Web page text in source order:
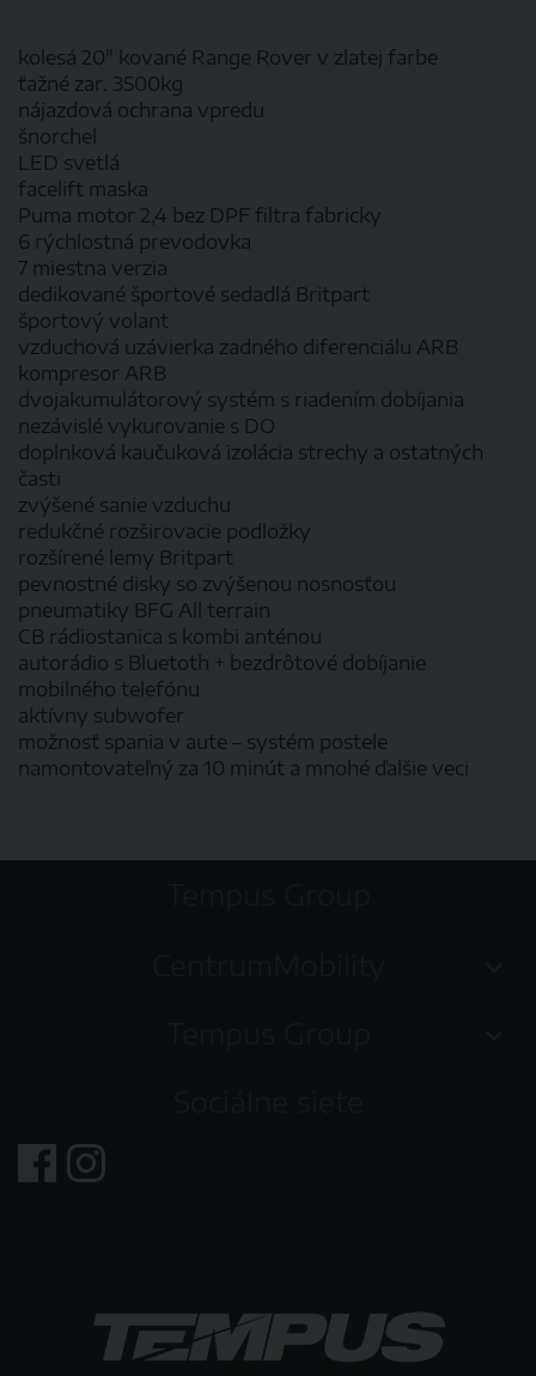
kolesá 20" kované Range Rover v zlatej farbe
ťažné zar. 3500kg
nájazdová ochrana vpredu
šnorchel
LED svetlá
facelift maska
Puma motor 2,4 bez DPF filtra fabricky
6 rýchlostná prevodovka
7 miestna verzia
dedikované športové sedadlá Britpart
športový volant
vzduchová uzávierka zadného diferenciálu ARB
kompresor ARB
dvojakumulátorový systém s riadením dobíjania
nezávislé vykurovanie s DO
doplnková kaučuková izolácia strechy a ostatných
časti
zvýšené sanie vzduchu
redukčné rozširovacie podložky
rozšírené lemy Britpart
pevnostné disky so zvýšenou nosnosťou
pneumatiky BFG All terrain
CB rádiostanica s kombi anténou
autorádio s Bluetoth + bezdrôtové dobíjanie
mobilného telefónu
aktívny subwofer
možnosť spania v aute – systém postele
namontovateľný za 10 minút a mnohé ďalšie veci